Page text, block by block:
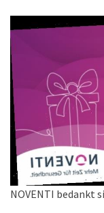
NOVENTI bedankt